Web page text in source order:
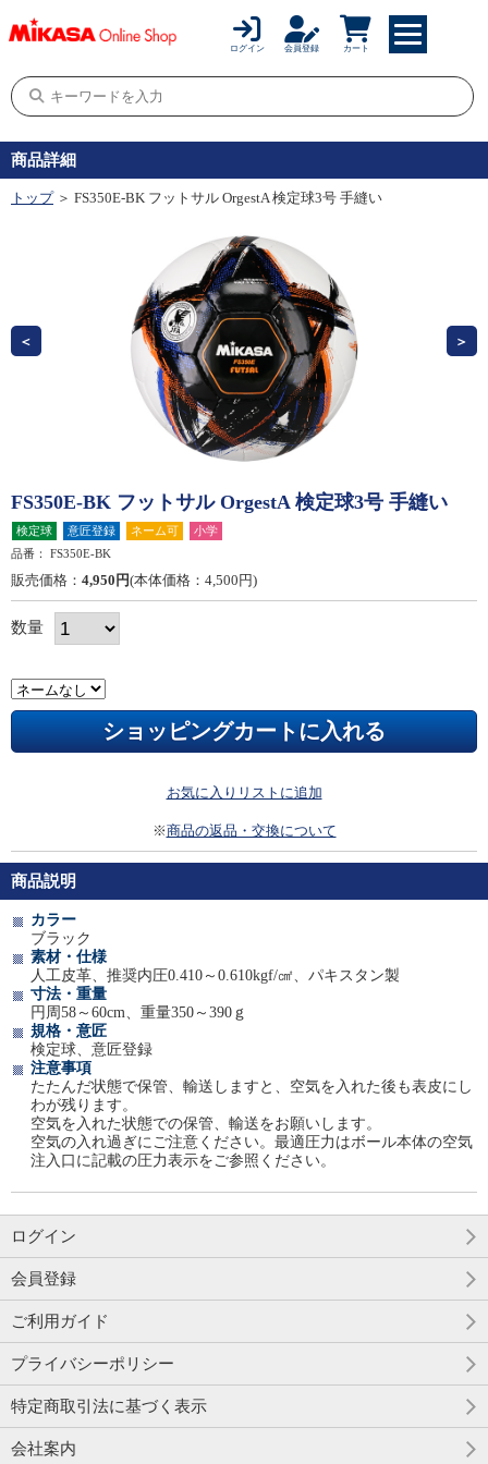
ログイン 会員登録 カート
商品詳細
トップ＞ FS350E-BK フットサル OrgestA 検定球3号 手縫い
FS350E-BK フットサル OrgestA 検定球3号 手縫い
検定球 意匠登録 ネーム可
小学
品番：
FS350E-BK
販売価格： 4,950円(本体価格：4,500円)
数量
お気に入りリストに追加
※商品の返品・交換について
商品説明
カラー
ブラック
素材・仕様
人工皮革、推奨内圧0.410～0.610kgf/㎠、パキスタン製
寸法・重量
円周58～60cm、重量350～390ｇ
規格・意匠
検定球、意匠登録
注意事項
たたんだ状態で保管、輸送しますと、空気を入れた後も表皮にし
わが残ります。
空気を入れた状態での保管、輸送をお願いします。
空気の入れ過ぎにご注意ください。最適圧力はボール本体の空気
注入口に記載の圧力表示をご参照ください。
ログイン
会員登録
ご利用ガイド
プライバシーポリシー
特定商取引法に基づく表示
会社案内